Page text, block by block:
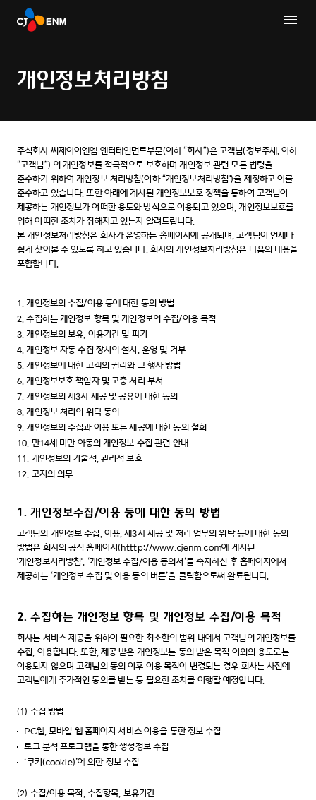
개인정보처리방침
주식회사 씨제이이엔엠 엔터테인먼트부문(이하 “회사”)은 고객님(정보주체, 이하
“고객님”) 의 개인정보를 적극적으로 보호하며 개인정보 관련 모든 법령을
준수하기 위하여 개인정보 처리방침(이하 “개인정보처리방침")을 제정하고 이를
준수하고 있습니다. 또한 아래에 게시된 개인정보보호 정책을 통하여 고객님이
제공하는 개인정보가 어떠한 용도와 방식으로 이용되고 있으며, 개인정보보호를
위해 어떠한 조치가 취해지고 있는지 알려드립니다.
본 개인정보처리방침은 회사가 운영하는 홈페이지에 공개되며, 고객님이 언제나
쉽게 찾아볼 수 있도록 하고 있습니다. 회사의 개인정보처리방침은 다음의 내용을
포함합니다.
1. 개인정보의 수집/이용 등에 대한 동의 방법
2. 수집하는 개인정보 항목 및 개인정보의 수집/이용 목적
3. 개인정보의 보유, 이용기간 및 파기
4. 개인정보 자동 수집 장치의 설치, 운영 및 거부
5. 개인정보에 대한 고객의 권리와 그 행사 방법
6. 개인정보보호 책임자 및 고충 처리 부서
7. 개인정보의 제3자 제공 및 공유에 대한 동의
8. 개인정보 처리의 위탁 동의
9. 개인정보의 수집과 이용 또는 제공에 대한 동의 철회
10. 만14세 미만 아동의 개인정보 수집 관련 안내
11. 개인정보의 기술적, 관리적 보호
12. 고지의 의무
1. 개인정보수집/이용 등에 대한 동의 방법
고객님의 개인정보 수집, 이용, 제3자 제공 및 처리 업무의 위탁 등에 대한 동의
방법은 회사의 공식 홈페이지(htttp://www.cjenm.com에 게시된
'개인정보처리방침', ‘개인정보 수집/이용 동의서’를 숙지하신 후 홈페이지에서
제공하는 ‘개인정보 수집 및 이용 동의 버튼’을 클릭함으로써 완료됩니다.
2. 수집하는 개인정보 항목 및 개인정보 수집/이용 목적
회사는 서비스 제공을 위하여 필요한 최소한의 범위 내에서 고객님의 개인정보를
수집, 이용합니다. 또한, 제공 받은 개인정보는 동의 받은 목적 이외의 용도로는
이용되지 않으며 고객님의 동의 이후 이용 목적이 변경되는 경우 회사는 사전에
고객님에게 추가적인 동의를 받는 등 필요한 조치를 이행할 예정입니다.
(1) 수집 방법
PC웹, 모바일 웹 홈페이지 서비스 이용을 통한 정보 수집
로그 분석 프로그램을 통한 생성정보 수집
‘쿠키(cookie)’에 의한 정보 수집
(2) 수집/이용 목적, 수집항목, 보유기간